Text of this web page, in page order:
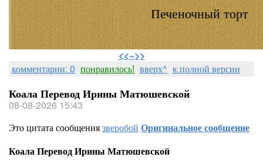
Печеночный торт
⠀
<<~>>
комментарии: 0 понравилось! вверх^ к полной версии
Коала Перевод Ирины Матюшевской
08-08-2026 15:43
Это цитата сообщениязверобой Оригинальное сообщение
Коала Перевод Ирины Матюшевской